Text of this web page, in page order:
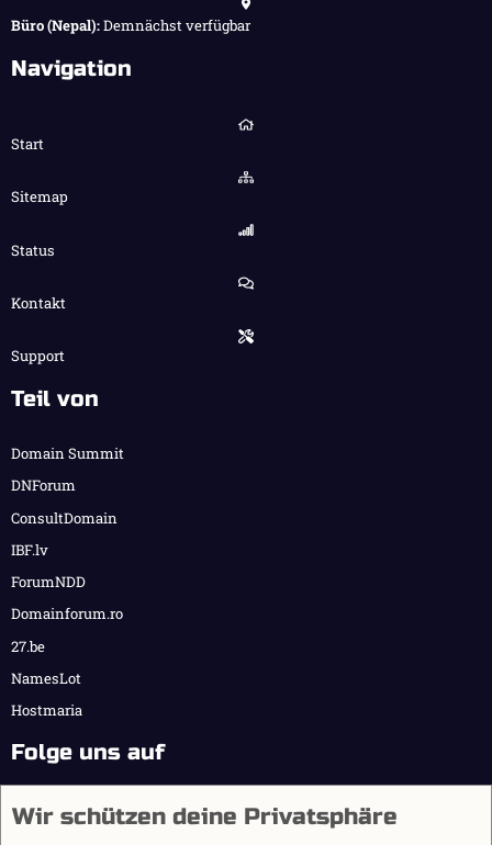
Büro (Nepal):Demnächst verfügbar
Navigation
Start
Sitemap
Status
Kontakt
Support
Teil von
Domain Summit
DNForum
ConsultDomain
IBF.lv
ForumNDD
Domainforum.ro
27.be
NamesLot
Hostmaria
Folge uns auf
Wir schützen deine Privatsphäre